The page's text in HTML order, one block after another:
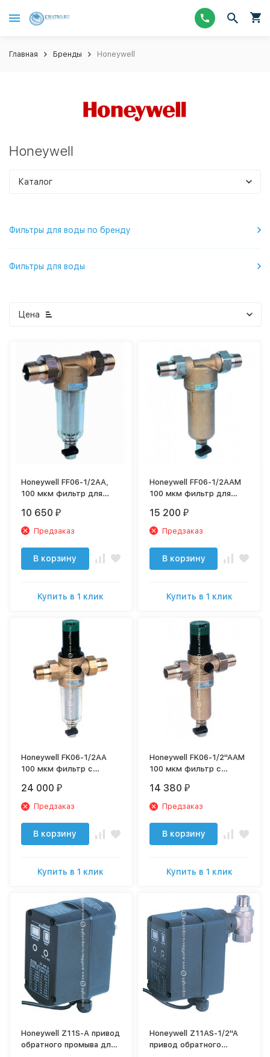
Главная Бренды Honeywell
Honeywell
Каталог
Фильтры для воды по бренду
Фильтры для воды
Цена
Honeywell FF06-1/2AA,
100 мкм фильтр для
10 650 ₽
Предзаказ
В корзину
Купить в 1 клик
Honeywell FF06-1/2AAM
100 мкм фильтр для
15 200 ₽
Предзаказ
В корзину
Купить в 1 клик
Honeywell FK06-1/2AA
100 мкм фильтр с
холодной воды
24 000 ₽
Предзаказ
В корзину
Купить в 1 клик
Honeywell FK06-1/2"AAM
100 мкм фильтр с
горячей воды
14 380 ₽
Предзаказ
В корзину
Купить в 1 клик
Honeywell Z11S-A привод
обратного промыва для
Honeywell Z11AS-1/2"A
привод обратного